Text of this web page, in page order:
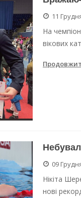
11
На
вікових
09
Нікіта
нові